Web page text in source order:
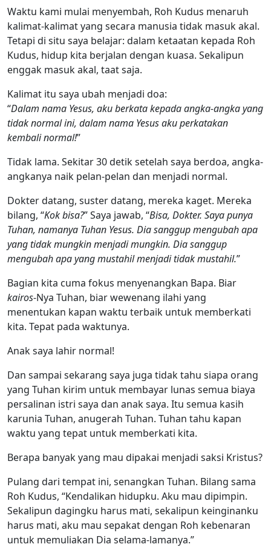
Waktu kami mulai menyembah, Roh Kudus menaruh
kalimat-kalimat yang secara manusia tidak masuk akal.
Tetapi di situ saya belajar: dalam ketaatan kepada Roh
Kudus, hidup kita berjalan dengan kuasa. Sekalipun
enggak masuk akal, taat saja.
Kalimat itu saya ubah menjadi doa:
“Dalam nama Yesus, aku berkata kepada angka-angka yang
tidak normal ini, dalam nama Yesus aku perkatakan
kembali normal!”
Tidak lama. Sekitar 30 detik setelah saya berdoa, angka-
angkanya naik pelan-pelan dan menjadi normal.
Dokter datang, suster datang, mereka kaget. Mereka
bilang, “Kok bisa?” Saya jawab, “Bisa, Dokter. Saya punya
Tuhan, namanya Tuhan Yesus. Dia sanggup mengubah apa
yang tidak mungkin menjadi mungkin. Dia sanggup
mengubah apa yang mustahil menjadi tidak mustahil.”
Bagian kita cuma fokus menyenangkan Bapa. Biar
kairos-Nya Tuhan, biar wewenang ilahi yang
menentukan kapan waktu terbaik untuk memberkati
kita. Tepat pada waktunya.
Anak saya lahir normal!
Dan sampai sekarang saya juga tidak tahu siapa orang
yang Tuhan kirim untuk membayar lunas semua biaya
persalinan istri saya dan anak saya. Itu semua kasih
karunia Tuhan, anugerah Tuhan. Tuhan tahu kapan
waktu yang tepat untuk memberkati kita.
Berapa banyak yang mau dipakai menjadi saksi Kristus?
Pulang dari tempat ini, senangkan Tuhan. Bilang sama
Roh Kudus, “Kendalikan hidupku. Aku mau dipimpin.
Sekalipun dagingku harus mati, sekalipun keinginanku
harus mati, aku mau sepakat dengan Roh kebenaran
untuk memuliakan Dia selama-lamanya.”